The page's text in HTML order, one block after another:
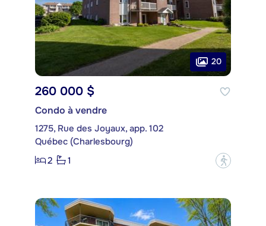
20
260 000 $
Condo à vendre
1275, Rue des Joyaux, app. 102
Québec (Charlesbourg)
2
1 ?